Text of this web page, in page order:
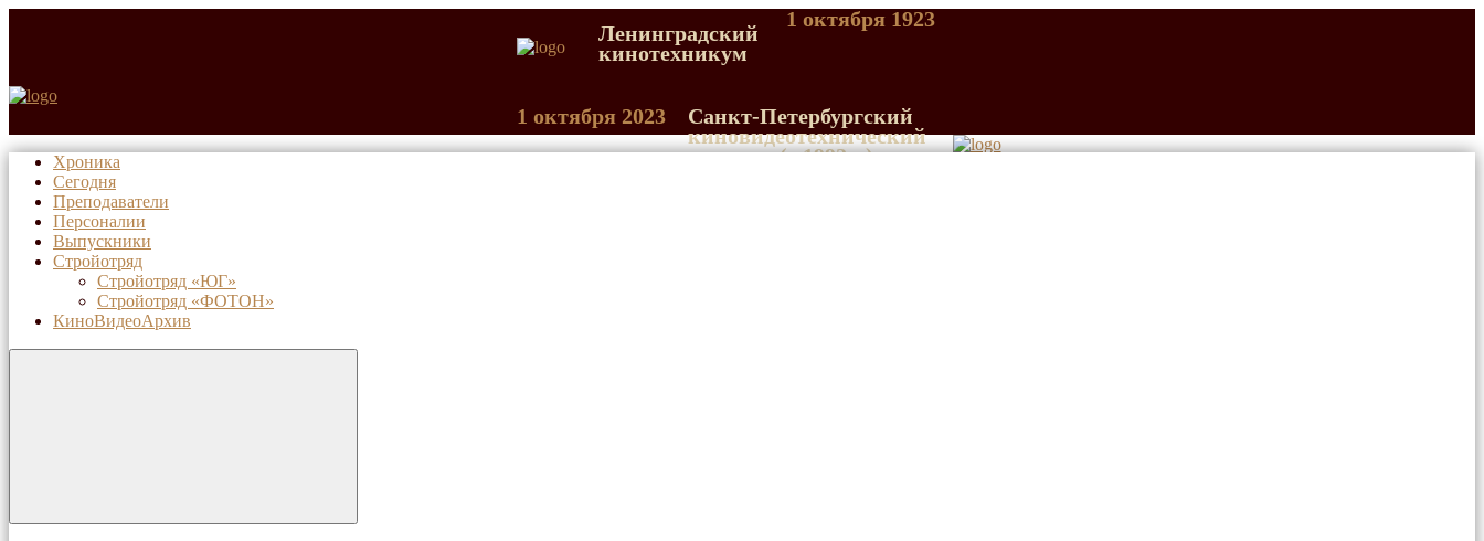
Ленинградский
кинотехникум
1 октября 1923
Санкт-Петербургский
киновидеотехнический
колледж (с 1992 г.)
1 октября 2023
Хроника
Сегодня
Преподаватели
Персоналии
Выпускники
Стройотряд
Стройотряд «ЮГ»
Стройотряд «ФОТОН»
КиноВидеоАрхив